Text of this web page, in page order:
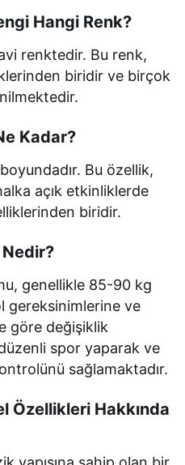
Hangi Renk?
renktedir. Bu renk,
biridir ve birçok
Kadar?
Bu özellik,
açık etkinliklerde
biridir.
Nedir?
genellikle 85-90 kg
gereksinimlerine ve
göre değişiklik
spor yaparak ve
sağlamaktadır.
Özellikleri Hakkında